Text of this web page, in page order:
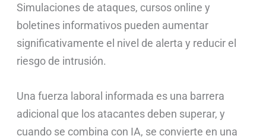
Simulaciones de ataques, cursos online y
boletines informativos pueden aumentar
significativamente el nivel de alerta y reducir el
riesgo de intrusión.
Una fuerza laboral informada es una barrera
adicional que los atacantes deben superar, y
cuando se combina con IA, se convierte en una